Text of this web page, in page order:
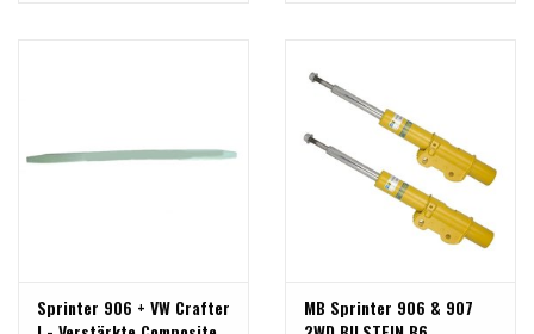
Sprinter 906 + VW Crafter
MB Sprinter 906 & 907